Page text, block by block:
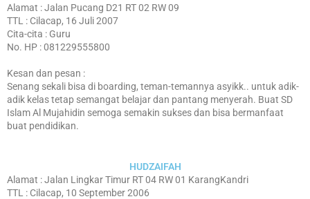
Alamat : Jalan Pucang D21 RT 02 RW 09
TTL : Cilacap, 16 Juli 2007
Cita-cita : Guru
No. HP : 081229555800
Kesan dan pesan :
Senang sekali bisa di boarding, teman-temannya asyikk.. untuk adik-
adik kelas tetap semangat belajar dan pantang menyerah. Buat SD
Islam Al Mujahidin semoga semakin sukses dan bisa bermanfaat
buat pendidikan.
HUDZAIFAH
Alamat : Jalan Lingkar Timur RT 04 RW 01 KarangKandri
TTL : Cilacap, 10 September 2006